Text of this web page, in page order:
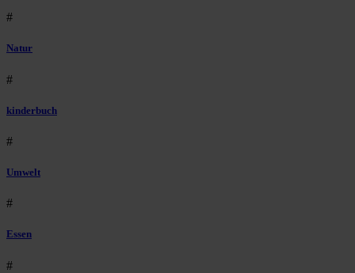
#
Natur
#
kinderbuch
#
Umwelt
#
Essen
#